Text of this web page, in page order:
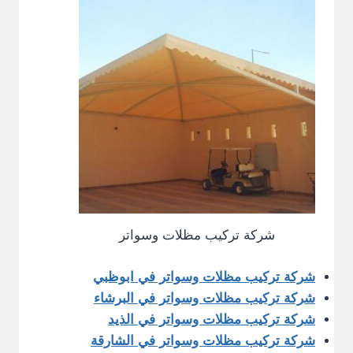
شركة تركيب مظلات وسواتر
شركة تركيب مظلات وسواتر في ابوظبي
شركة تركيب مظلات وسواتر في البرشاء
شركة تركيب مظلات وسواتر في الذيد
شركة تركيب مظلات وسواتر في الشارقة